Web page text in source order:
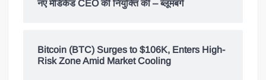
नए मेडिकेड CEO की नियुक्ति की – ब्लूमबर्ग
Bitcoin (BTC) Surges to $106K, Enters High-
Risk Zone Amid Market Cooling